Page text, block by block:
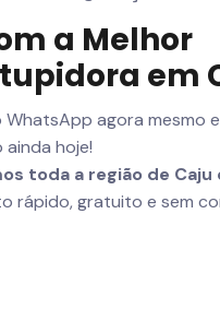
a Melhor
em
WhatsApp agora mesmo
hoje!
toda a região de Caju
rápido, gratuito e sem